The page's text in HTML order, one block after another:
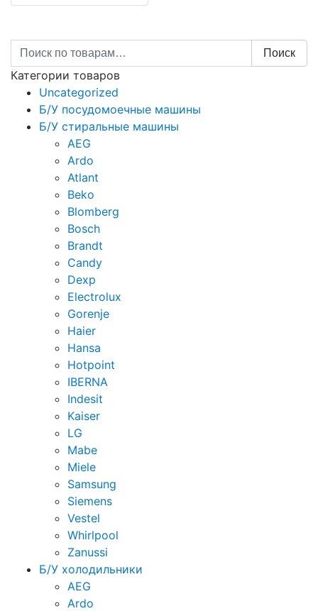
Искать: Поиск
Категории товаров
Uncategorized
Б/У посудомоечные машины
Б/У стиральные машины
AEG
Ardo
Atlant
Beko
Blomberg
Bosch
Brandt
Candy
Dexp
Electrolux
Gorenje
Haier
Hansa
Hotpoint
IBERNA
Indesit
Kaiser
LG
Mabe
Miele
Samsung
Siemens
Vestel
Whirlpool
Zanussi
Б/У холодильники
AEG
Ardo